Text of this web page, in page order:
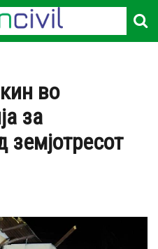
во
за
земјотресот